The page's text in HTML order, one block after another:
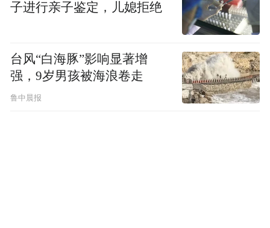
子进行亲子鉴定，儿媳拒绝
台风“白海豚”影响显著增
强，9岁男孩被海浪卷走
鲁中晨报